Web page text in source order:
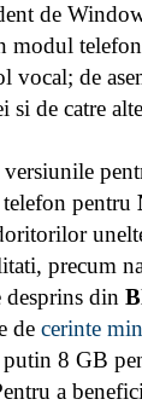
de
de
de catre
pentru
precum
desprins din
de cerinte
8 GB
a